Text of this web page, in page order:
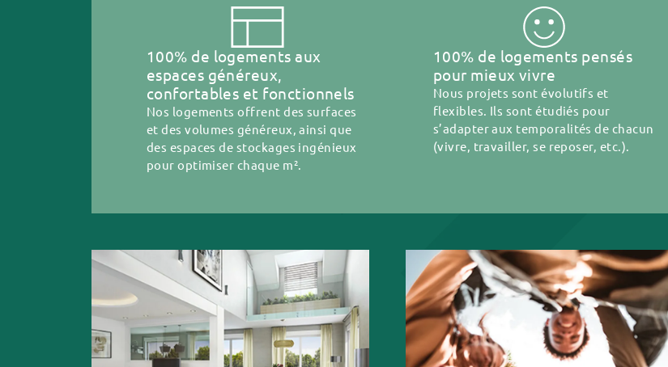
100% de logements aux
espaces généreux,
confortables et fonctionnels
Nos logements offrent des surfaces
et des volumes généreux, ainsi que
des espaces de stockages ingénieux
pour optimiser chaque m².
100% de logements pensés
pour mieux vivre
Nous projets sont évolutifs et
flexibles. Ils sont étudiés pour
s’adapter aux temporalités de chacun
(vivre, travailler, se reposer, etc.).